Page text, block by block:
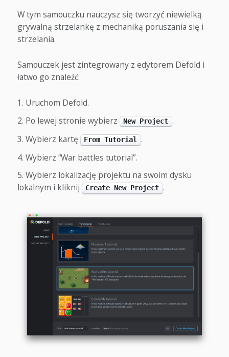
W tym samouczku nauczysz się tworzyć niewielką
grywalną strzelankę z mechaniką poruszania się i
strzelania.
Samouczek jest zintegrowany z edytorem Defold i
łatwo go znaleźć:
Uruchom Defold.
Po lewej stronie wybierz
New Project .
Wybierz kartę
From Tutorial
.
Wybierz “War battles tutorial”.
Wybierz lokalizację projektu na swoim dysku
lokalnym i kliknij
Create New Project .